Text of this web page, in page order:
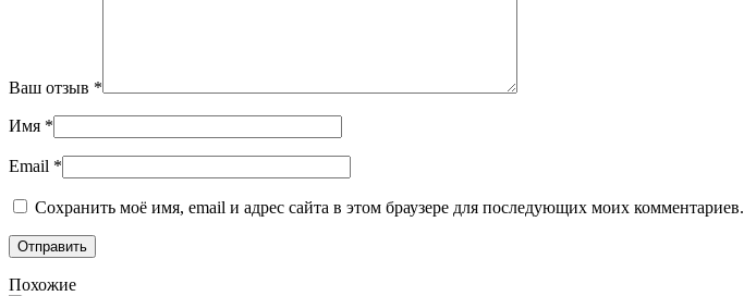
Ваш отзыв *
Имя *
Email *
Сохранить моё имя, email и адрес сайта в этом браузере для последующих моих комментариев.
Похожие